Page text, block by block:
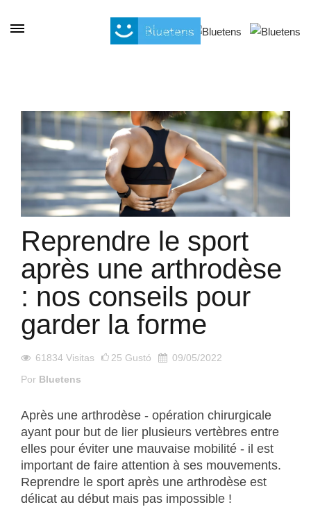
Reprendre le sport
après une arthrodèse
: nos conseils pour
garder la forme
61834 Visitas 25 Gustó
09/05/2022
Por Bluetens
Après une arthrodèse - opération chirurgicale
ayant pour but de lier plusieurs vertèbres entre
elles pour éviter une mauvaise mobilité - il est
important de faire attention à ses mouvements.
Reprendre le sport après une arthrodèse est
délicat au début mais pas impossible !